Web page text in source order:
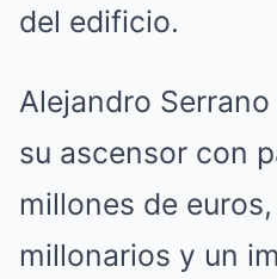
del edificio.
Alejandro
su ascensor con
millones de
millonarios y un